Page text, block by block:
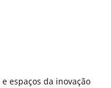
espaços da inovação